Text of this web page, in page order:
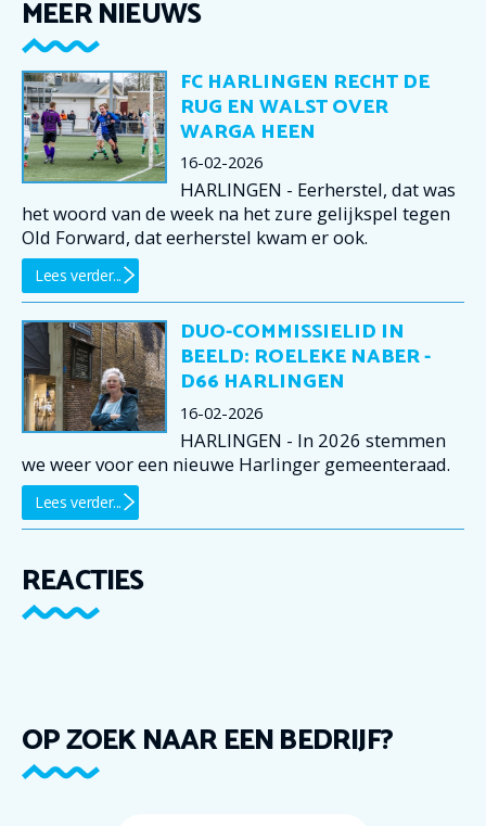
MEER NIEUWS
FC HARLINGEN RECHT DE
RUG EN WALST OVER
WARGA HEEN
16-02-2026
HARLINGEN - Eerherstel, dat was
het woord van de week na het zure gelijkspel tegen
Old Forward, dat eerherstel kwam er ook.
Lees verder...
DUO-COMMISSIELID IN
BEELD: ROELEKE NABER -
D66 HARLINGEN
16-02-2026
HARLINGEN - In 2026 stemmen
we weer voor een nieuwe Harlinger gemeenteraad.
Lees verder...
REACTIES
OP ZOEK NAAR EEN BEDRIJF?